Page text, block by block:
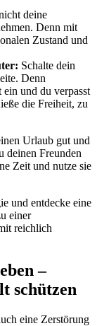
deine
Denn mit
Zustand und
Schalte dein
Denn
und du verpasst
die Freiheit, zu
Urlaub gut und
deinen Freunden
Zeit und nutze sie
und entdecke eine
einer
reichlich
–
schützen
eine Zerstörung